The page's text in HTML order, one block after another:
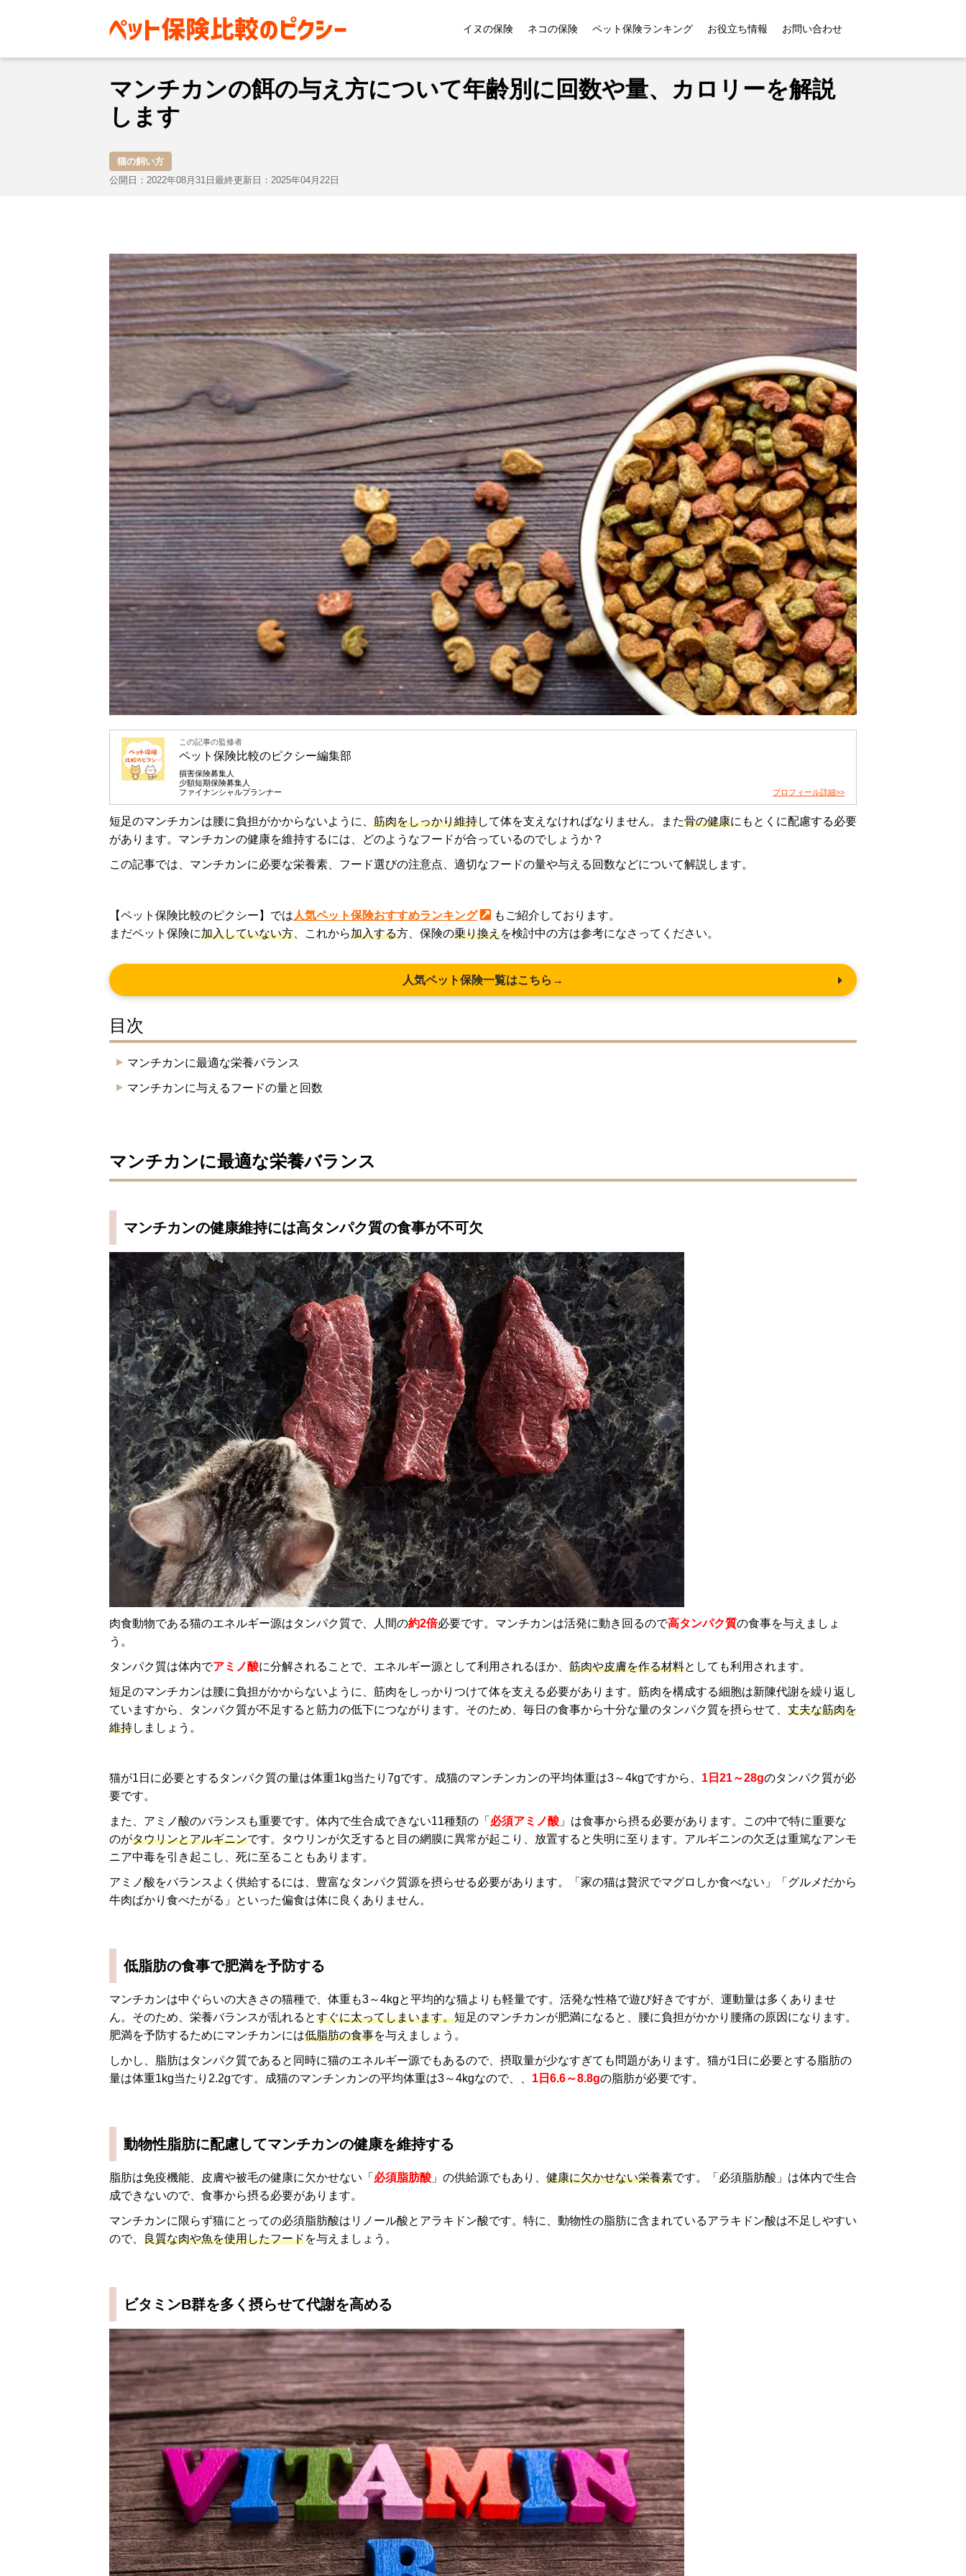
イヌの保険 ネコの保険 ペット保険ランキング お役立ち情報 お問い合わせ
お役立ち情報 猫 猫の飼い方 マンチカンの餌の与え方について年齢別に回数や量、カロリーを解説します
マンチカンの餌の与え方について年齢別に回数や量、カロリーを解説
します
猫の飼い方
公開日：2022年08月31日 最終更新日：2025年04月22日
この記事の監修者
ペット保険比較のピクシー編集部
損害保険募集人
少額短期保険募集人
ファイナンシャルプランナー
プロフィール詳細>>
短足のマンチカンは腰に負担がかからないように、 筋肉をしっかり維持して体を支えなければなりません。また骨の健康にもとくに配慮する必要
があります。マンチカンの健康を維持するには、どのようなフードが合っているのでしょうか？
この記事では、マンチカンに必要な栄養素、フード選びの注意点、適切なフードの量や与える回数などについて解説します。
【ペット保険比較のピクシー】では 人気ペット保険おすすめランキング
もご紹介しております。
まだペット保険に加入していない方 、これから加入する方、保険の乗り換えを検討中の方は参考になさってください。
人気ペット保険一覧はこちら→
目次
マンチカンに最適な栄養バランス
マンチカンに与えるフードの量と回数
マンチカンに最適な栄養バランス
マンチカンの健康維持には高タンパク質の食事が不可欠
肉食動物である猫のエネルギー源はタンパク質で、人間の約2倍必要です。マンチカンは活発に動き回るので高タンパク質の食事を与えましょ
う。
タンパク質は体内でアミノ酸に分解されることで、エネルギー源として利用されるほか、 筋肉や皮膚を作る材料としても利用されます。
短足のマンチカンは腰に負担がかからないように、筋肉をしっかりつけて体を支える必要があります。筋肉を構成する細胞は新陳代謝を繰り返し
ていますから、タンパク質が不足すると筋力の低下につながります。そのため、毎日の食事から十分な量のタンパク質を摂らせて、 丈夫な筋肉を
維持しましょう。
猫が1日に必要とするタンパク質の量は体重1kg当たり7gです。成猫のマンチンカンの平均体重は3～4kgですから、 1日21～28gのタンパク質が必
要です。
また、アミノ酸のバランスも重要です。体内で生合成できない11種類の「 必須アミノ酸 」は食事から摂る必要があります。この中で特に重要な
のがタウリンとアルギニンです。タウリンが欠乏すると目の網膜に異常が起こり、放置すると失明に至ります。アルギニンの欠乏は重篤なアンモ
ニア中毒を引き起こし、死に至ることもあります。
アミノ酸をバランスよく供給するには、豊富なタンパク質源を摂らせる必要があります。「家の猫は贅沢でマグロしか食べない」「グルメだから
牛肉ばかり食べたがる」といった偏食は体に良くありません。
低脂肪の食事で肥満を予防する
マンチカンは中ぐらいの大きさの猫種で、体重も3～4kgと平均的な猫よりも軽量です。活発な性格で遊び好きですが、運動量は多くありませ
ん。そのため、栄養バランスが乱れるとすぐに太ってしまいます。短足のマンチカンが肥満になると、腰に負担がかかり腰痛の原因になります。
肥満を予防するためにマンチカンには低脂肪の食事を与えましょう。
しかし、脂肪はタンパク質であると同時に猫のエネルギー源でもあるので、摂取量が少なすぎても問題があります。猫が1日に必要とする脂肪の
量は体重1kg当たり2.2gです。成猫のマンチンカンの平均体重は3～4kgなので、、 1日6.6～8.8gの脂肪が必要です。
動物性脂肪に配慮してマンチカンの健康を維持する
脂肪は免疫機能、皮膚や被毛の健康に欠かせない「 必須脂肪酸 」の供給源でもあり、 健康に欠かせない栄養素です。「必須脂肪酸」は体内で生合
成できないので、食事から摂る必要があります。
マンチカンに限らず猫にとっての必須脂肪酸はリノール酸とアラキドン酸です。特に、動物性の脂肪に含まれているアラキドン酸は不足しやすい
ので、 良質な肉や魚を使用したフードを与えましょう。
ビタミンB群を多く摂らせて代謝を高める